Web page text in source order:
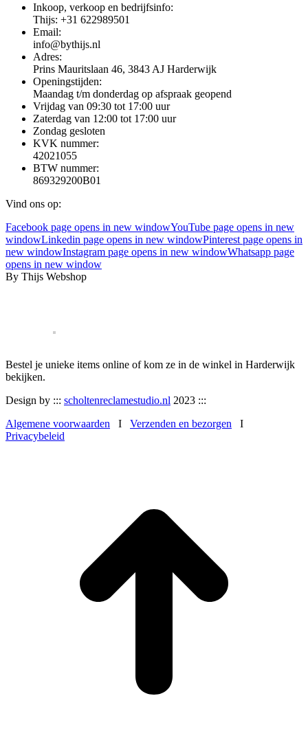
Inkoop, verkoop en bedrijfsinfo:
Thijs: +31 622989501
Email:
info@bythijs.nl
Adres:
Prins Mauritslaan 46, 3843 AJ Harderwijk
Openingstijden:
Maandag t/m donderdag op afspraak geopend
Vrijdag van 09:30 tot 17:00 uur
Zaterdag van 12:00 tot 17:00 uur
Zondag gesloten
KVK nummer:
42021055
BTW nummer:
869329200B01
Vind ons op:
Facebook page opens in new windowYouTube page opens in new
windowLinkedin page opens in new windowPinterest page opens in
new windowInstagram page opens in new windowWhatsapp page
opens in new window
By Thijs Webshop
Bestel je unieke items online of kom ze in de winkel in Harderwijk
bekijken.
Design by ::: scholtenreclamestudio.nl 2023 :::
Algemene voorwaarden I Verzenden en bezorgen I
Privacybeleid